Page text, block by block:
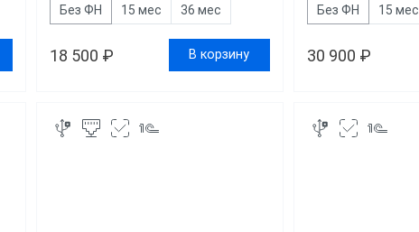
Без ФН 15 мес 36 мес
18 500 ₽ В корзину
Без ФН 15 мес
30 900 ₽